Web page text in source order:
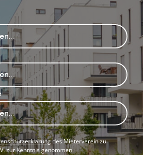
des Mieterverein zu
zur Kenntnis genommen.